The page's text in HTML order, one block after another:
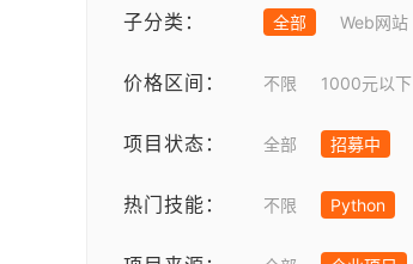
子分类： 全部 Web网站
价格区间： 不限 1000元以下
项目状态： 全部 招募中
热门技能： 不限 Python